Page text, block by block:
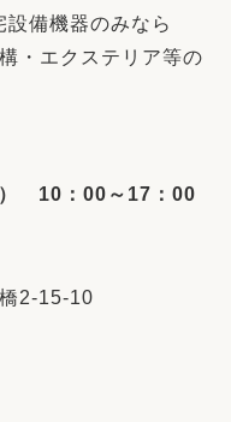
備機器のみなら
・エクステリア等の
10：00～17：00
2-15-10